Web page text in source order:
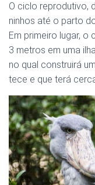
O ciclo reprodutivo,
ninhos até o parto
Em primeiro lugar,
3 metros em uma
no qual construirá
tece e que terá